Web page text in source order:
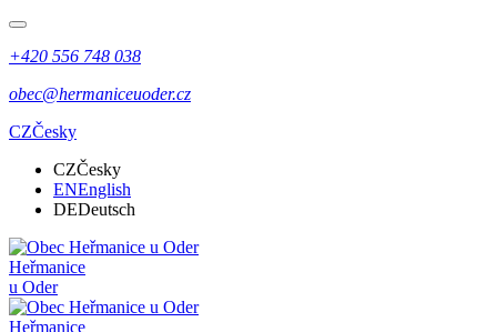
+420 556 748 038
obec@hermaniceuoder.cz
CZČesky
CZČesky
ENEnglish
DEDeutsch
Heřmanice
u Oder
Heřmanice